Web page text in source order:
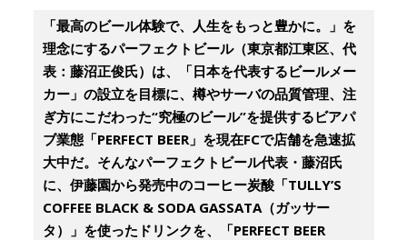
「最高のビール体験で、人生をもっと豊かに。」を
理念にするパーフェクトビール（東京都江東区、代
表：藤沼正俊氏）は、「日本を代表するビールメー
カー」の設立を目標に、樽やサーバの品質管理、注
ぎ方にこだわった“究極のビール”を提供するビアパ
ブ業態「PERFECT BEER」を現在FCで店舗を急速拡
大中だ。そんなパーフェクトビール代表・藤沼氏
に、伊藤園から発売中のコーヒー炭酸「TULLY’S
COFFEE BLACK & SODA GASSATA（ガッサー
タ）」を使ったドリンクを、「PERFECT BEER